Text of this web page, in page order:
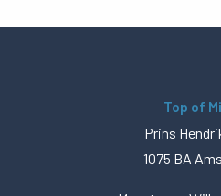
Top of
Prins
1075 BA